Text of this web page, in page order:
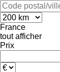
France
tout afficher
Prix